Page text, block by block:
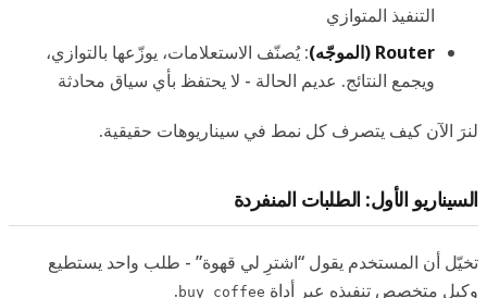
التنفيذ المتوازي
Router (الموجّه)
: يُصنّف الاستعلامات، يوزّعها بالتوازي،
ويجمع النتائج. عديم الحالة - لا يحتفظ بأي سياق محادثة
لنرَ الآن كيف يتصرف كل نمط في سيناريوهات حقيقية.
السيناريو الأول: الطلبات المنفردة
تخيّل أن المستخدم يقول “اشترِ لي قهوة” - طلب واحد يستطيع
وكيل متخصص تنفيذه عبر أداة buy_coffee
.